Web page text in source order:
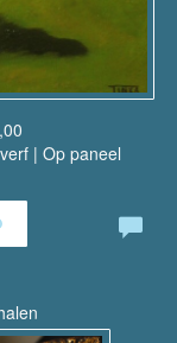
| Op paneel